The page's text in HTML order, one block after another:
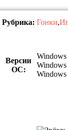
Рубрика: Гонки,
Версии
ОС:
Windows
Windows
Windows